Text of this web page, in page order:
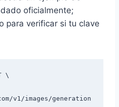
oficialmente;
para verificar si tu clave
\
v1/images/generation